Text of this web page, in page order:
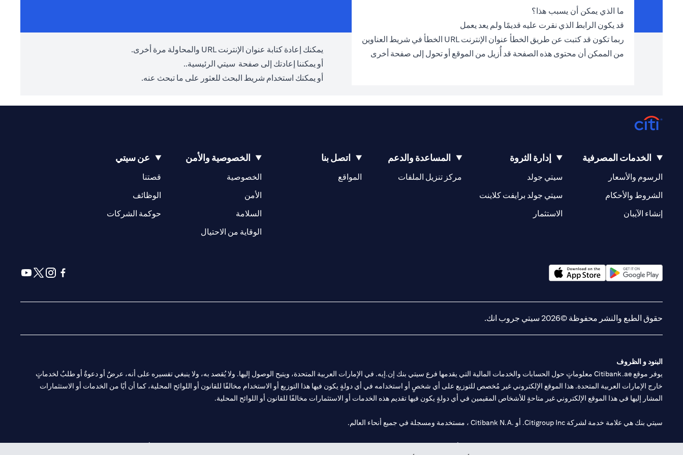
ما الذي يمكن أن يسبب هذا؟
قد يكون الرابط الذي نقرت عليه قديمًا ولم يعد يعمل
ربما تكون قد كتبت عن طريق الخطأ عنوان الإنترنت URL الخطأ في شريط العناوين
من الممكن أن محتوى هذه الصفحة قد أُزيل من الموقع أو تحول إلى صفحة أخرى
يمكنك إعادة كتابة عنوان الإنترنت URL والمحاولة مرة أخرى.
أو يمكننا إعادتك إلى صفحة سيتي الرئيسية..
أو يمكنك استخدام شريط البحث للعثور على ما تبحث عنه.
الخدمات المصرفية
الرسوم والأسعار
opens in a new tab
الشروط والأحكام opens in a new tab
إنشاء الآيبان opens in a new tab
إدارة الثروة
سيتي جولد opens in a new tab
سيتي جولد برايفت كلاينت
الاستثمار
المساعدة والدعم
مركز تنزيل الملفات
اتصل بنا
المواقعopens in a new tab
الخصوصية والأمن
الخصوصية opens in a new tab
الأمن
السلامة
الوقاية من الاحتيال
عن سيتي
قصتناopens in a new tab
الوظائفopens in a new tab
حوكمة الشركاتopens in a new tab
حقوق الطبع والنشر محفوظة ©2026 سيتي جروب انك.
البنود و الظروف
يوفر موقع Citibank.ae معلوماتٍ حول الحسابات والخدمات المالية التي يقدمها فرع سيتي بنك إن.إيه. في الإمارات العربية المتحدة، ويتيح الوصول إليها. ولا يُقصد به، ولا ينبغي تفسيره على أنه، عرضٌ أو دعوةٌ أو طلبٌ لخدماتٍ
خارج الإمارات العربية المتحدة. هذا الموقع الإلكتروني غير مُخصص للتوزيع على أي شخصٍ أو استخدامه في أي دولةٍ يكون فيها هذا التوزيع أو الاستخدام مخالفًا للقانون أو اللوائح المحلية، كما أن أيًا من الخدمات أو الاستثمارات
المشار إليها في هذا الموقع الإلكتروني غير متاحةٍ للأشخاص المقيمين في أي دولةٍ يكون فيها تقديم هذه الخدمات أو الاستثمارات مخالفًا للقانون أو اللوائح المحلية.
سيتي بنك هي علامة خدمة لشركة Citigroup Inc. أو .Citibank N.A ، مستخدمة ومسجلة في جميع أنحاء العالم.